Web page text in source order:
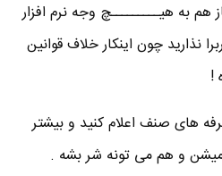
به هیـــــــــچ وجه نرم افزار
نذارید چون اینکار خلاف قوانین
!
های صنف اعلام کنید و بیشتر
و هم می تونه شر بشه .